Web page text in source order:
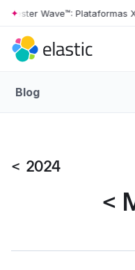
Skip to main content
Wave™: Plataformas
Blog
< 2024
<